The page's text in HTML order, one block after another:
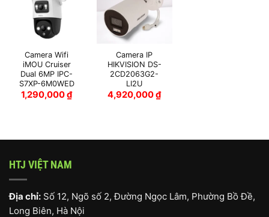
Camera Wifi
iMOU Cruiser
Dual 6MP IPC-
S7XP-6M0WED
1,290,000₫
Camera IP
HIKVISION DS-
2CD2063G2-
LI2U
4,920,000₫
HTJ VIỆT NAM
Địa chỉ: Số 12, Ngõ số 2, Đường Ngọc Lâm, Phường Bồ Đề,
Long Biên, Hà Nội